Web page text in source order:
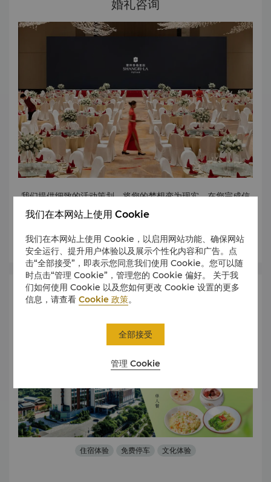
婚礼咨询
我们提供细致的活动策划，将您的梦想变为现实，在您完成信
息后，我们高度专业的礼宾将有幸为您服务。
了解更多
优惠
住宿体验 免费停车 文化体验
我们在本网站上使用 Cookie
我们在本网站上使用 Cookie，以启用网站功能、确保网站
安全运行、提升用户体验以及展示个性化内容和广告。点
击“全部接受”，即表示您同意我们使用 Cookie。您可以随
时点击“管理 Cookie”，管理您的 Cookie 偏好。 关于我
们如何使用 Cookie 以及您如何更改 Cookie 设置的更多
信息，请查看Cookie 政策。
管理 Cookie
全部接受